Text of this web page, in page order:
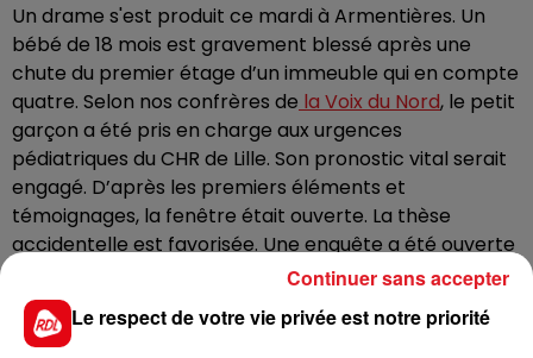
Un drame s'est produit ce mardi à Armentières. Un
bébé de 18 mois est gravement blessé après une
chute du premier étage d’un immeuble qui en compte
quatre. Selon nos confrères de la Voix du Nord, le petit
garçon a été pris en charge aux urgences
pédiatriques du CHR de Lille. Son pronostic vital serait
engagé. D’après les premiers éléments et
témoignages, la fenêtre était ouverte. La thèse
accidentelle est favorisée. Une enquête a été ouverte
pour déterminer les causes précises de la chute du
bébé.
Le respect de votre vie privée est notre priorité
Continuer sans accepter